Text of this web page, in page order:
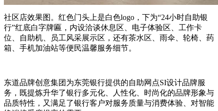
社区店效果图。红色门头上是白色logo，下为“24小时自助银
行”红底白字牌匾，内设洽谈休息区、电子体验区、工作卡
位、自助机、员工风采展示区，还有茶水区、雨伞、轮椅、药
箱、手机加油站等便民温馨服务细节。
东道品牌创意集团为东莞银行提供的自助网点SI设计品牌服
务，既提炼升华了银行多元化、人性化、时尚化的品牌形象与
品质特性，又满足了银行客户对服务质量与消费体验、对智能